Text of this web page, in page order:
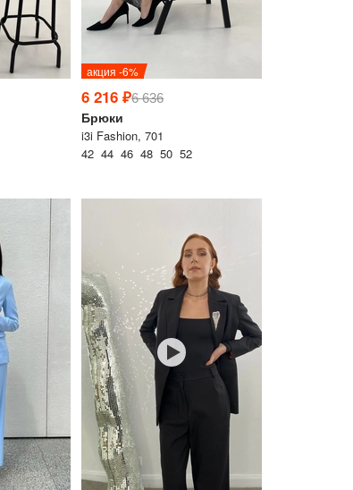
акция -6%
6 216 ₽6 636
Брюки
i3i Fashion, 701
42 44 46 48 50 52